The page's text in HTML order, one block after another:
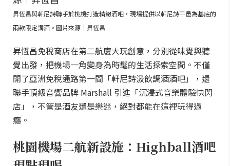
昇恆昌與軒尼詩聯手於桃機打造精緻酒吧，現場提供以軒尼詩干邑為基底的
兩款限定調酒。圖片來源｜昇恆昌
昇恆昌免稅商店在第二航廈大玩創意，分別從味覺與聽
覺出發，把機場一角變身為時髦的生活探索空間。不僅
開了亞洲免稅通路第一間「軒尼詩汲飲調酒酒吧」，還
聯手頂級音響品牌 Marshall 引進「沉浸式音樂體驗快閃
店」，不管是酒友還是樂迷，絕對都能在這裡玩得過
癮。
桃園機場二航新設施：Highball酒吧